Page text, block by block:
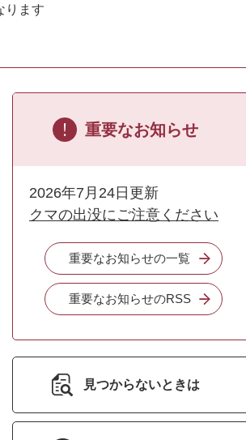
を
く
ります
重要なお知らせ
2026年7月24日更新
クマの出没にご注意ください
重要なお知らせの一覧
重要なお知らせのRSS
見つからないときは